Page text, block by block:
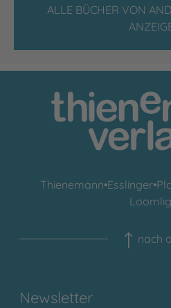
ALLE BÜCHER VON
Thienemann•Esslinger•
nach
Newsletter